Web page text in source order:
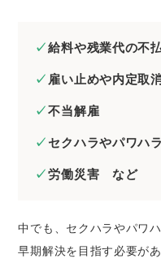
給料や残業代の不
雇い止めや内定取
不当解雇
セクハラやパワハラ
労働災害 など
中でも、セクハラやパワ
早期解決を目指す必要があ